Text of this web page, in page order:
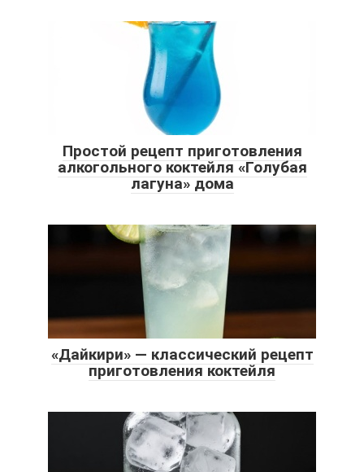
Простой рецепт приготовления
алкогольного коктейля «Голубая
лагуна» дома
«Дайкири» — классический рецепт
приготовления коктейля